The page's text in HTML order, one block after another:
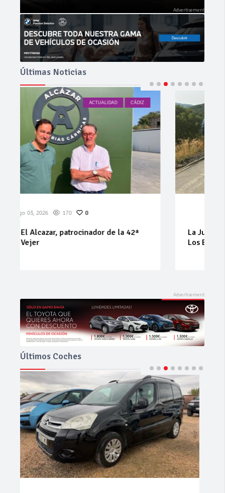
Últimas Noticias
ACTUALIDAD CÁDIZ
Ago 03, 2026
La Junta implementa mejoras en la A381 por
Los Barrios
Últimos Coches